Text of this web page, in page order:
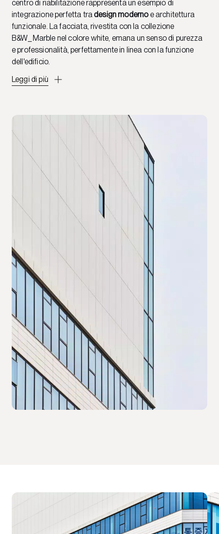
centro di riabilitazione rappresenta un esempio di
integrazione perfetta tradesign modernoe architettura
funzionale. La facciata, rivestita con la collezione
B&W_Marble nel colore white, emana un senso di purezza
e professionalità, perfettamente in linea con la funzione
dell'edificio.
Leggi di più